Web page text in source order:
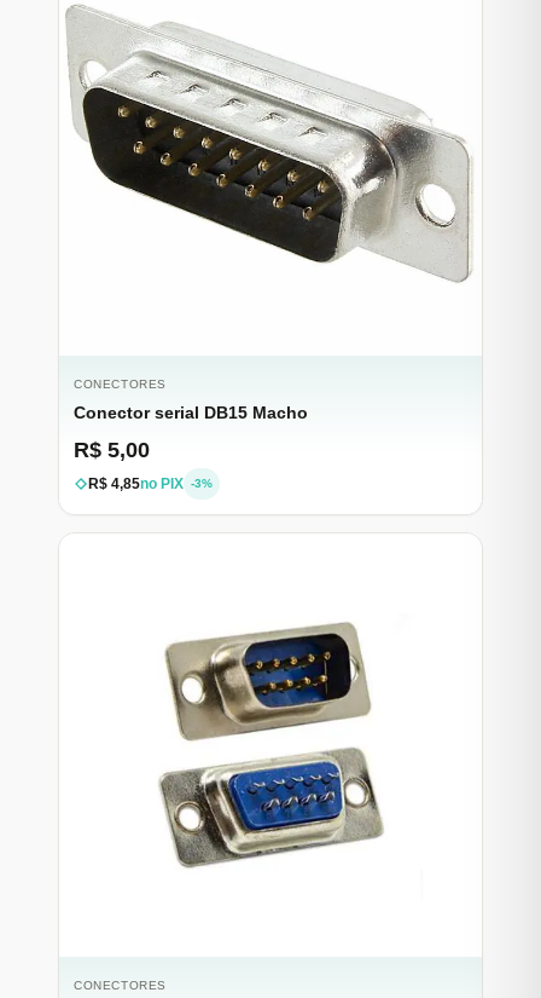
CONECTORES
Conector serial DB15 Macho
R$ 5,00
R$ 4,85no PIX -3%
CONECTORES